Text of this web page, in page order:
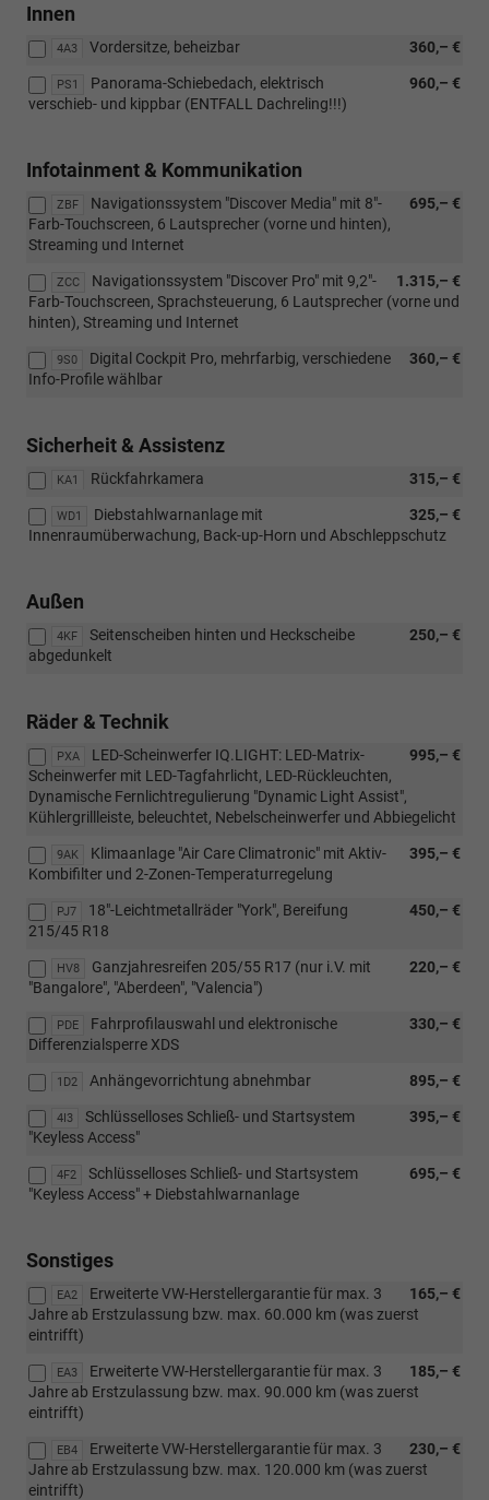
Innen
4A3 360,– €
Vordersitze, beheizbar
PS1 960,– €
Panorama-Schiebedach, elektrisch
verschieb- und kippbar (ENTFALL Dachreling!!!)
Infotainment & Kommunikation
ZBF 695,– €
Navigationssystem "Discover Media" mit 8"-
Farb-Touchscreen, 6 Lautsprecher (vorne und hinten),
Streaming und Internet
ZCC 1.315,– €
Navigationssystem "Discover Pro" mit 9,2"-
Farb-Touchscreen, Sprachsteuerung, 6 Lautsprecher (vorne und
hinten), Streaming und Internet
9S0 360,– €
Digital Cockpit Pro, mehrfarbig, verschiedene
Info-Profile wählbar
Sicherheit & Assistenz
KA1 315,– €
Rückfahrkamera
WD1 325,– €
Diebstahlwarnanlage mit
Innenraumüberwachung, Back-up-Horn und Abschleppschutz
Außen
4KF 250,– €
Seitenscheiben hinten und Heckscheibe
abgedunkelt
Räder & Technik
PXA 995,– €
LED-Scheinwerfer IQ.LIGHT: LED-Matrix-
Scheinwerfer mit LED-Tagfahrlicht, LED-Rückleuchten,
Dynamische Fernlichtregulierung "Dynamic Light Assist",
Kühlergrillleiste, beleuchtet, Nebelscheinwerfer und Abbiegelicht
9AK 395,– €
Klimaanlage "Air Care Climatronic" mit Aktiv-
Kombifilter und 2-Zonen-Temperaturregelung
PJ7 450,– €
18"-Leichtmetallräder "York", Bereifung
215/45 R18
HV8 220,– €
Ganzjahresreifen 205/55 R17 (nur i.V. mit
"Bangalore", "Aberdeen", "Valencia")
PDE 330,– €
Fahrprofilauswahl und elektronische
Differenzialsperre XDS
1D2 895,– €
Anhängevorrichtung abnehmbar
4I3 395,– €
Schlüsselloses Schließ- und Startsystem
"Keyless Access"
4F2 695,– €
Schlüsselloses Schließ- und Startsystem
"Keyless Access" + Diebstahlwarnanlage
Sonstiges
EA2 165,– €
Erweiterte VW-Herstellergarantie für max. 3
Jahre ab Erstzulassung bzw. max. 60.000 km (was zuerst
eintrifft)
EA3 185,– €
Erweiterte VW-Herstellergarantie für max. 3
Jahre ab Erstzulassung bzw. max. 90.000 km (was zuerst
eintrifft)
EB4 230,– €
Erweiterte VW-Herstellergarantie für max. 3
Jahre ab Erstzulassung bzw. max. 120.000 km (was zuerst
eintrifft)